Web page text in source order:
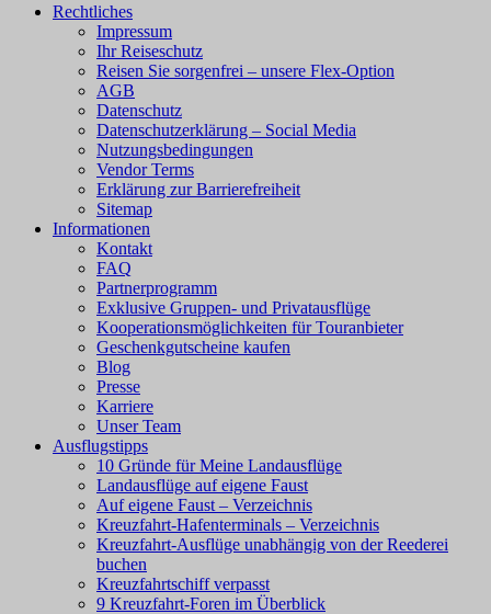
Rechtliches
Impressum
Ihr Reiseschutz
Reisen Sie sorgenfrei – unsere Flex-Option
AGB
Datenschutz
Datenschutzerklärung – Social Media
Nutzungsbedingungen
Vendor Terms
Erklärung zur Barrierefreiheit
Sitemap
Informationen
Kontakt
FAQ
Partnerprogramm
Exklusive Gruppen- und Privatausflüge
Kooperationsmöglichkeiten für Touranbieter
Geschenkgutscheine kaufen
Blog
Presse
Karriere
Unser Team
Ausflugstipps
10 Gründe für Meine Landausflüge
Landausflüge auf eigene Faust
Auf eigene Faust – Verzeichnis
Kreuzfahrt-Hafenterminals – Verzeichnis
Kreuzfahrt-Ausflüge unabhängig von der Reederei
buchen
Kreuzfahrtschiff verpasst
9 Kreuzfahrt-Foren im Überblick